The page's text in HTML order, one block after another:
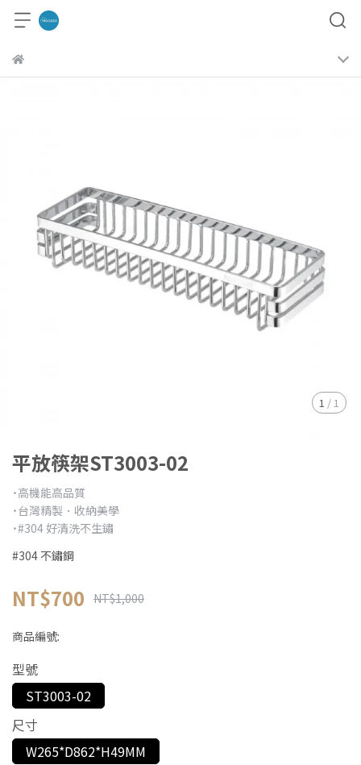
1 / 1
平放筷架ST3003-02
˙高機能高品質
˙台灣精製．收納美學
˙#304 好清洗不生鏽
#304 不鏽鋼
NT$700 NT$1,000
商品編號:
型號
ST3003-02
尺寸
W265*D862*H49MM